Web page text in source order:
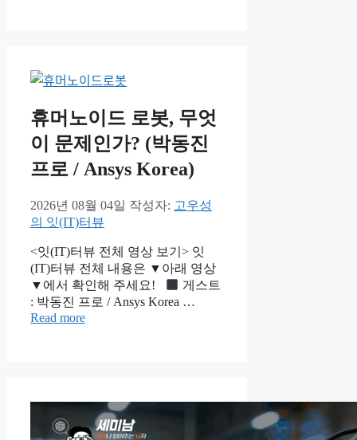
휴머노이드 로봇, 무엇
이 문제인가? (박동진
프로 / Ansys Korea)
2026년 08월 04일 작성자: 고우성
의 잇(IT)터뷰
<잇(IT)터뷰 전체 영상 보기> 잇
(IT)터뷰 전체 내용은 ▼아래 영상
▼에서 확인해 주세요!
게스트
: 박동진 프로 / Ansys Korea …
Read more